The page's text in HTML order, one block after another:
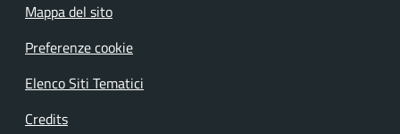
Mappa del sito
Preferenze cookie
Elenco Siti Tematici
Credits